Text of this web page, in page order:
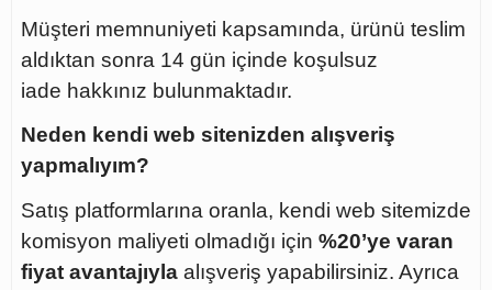
Müşteri memnuniyeti kapsamında, ürünü teslim
aldıktan sonra 14 gün içinde koşulsuz
iade hakkınız bulunmaktadır.
Neden kendi web sitenizden alışveriş
yapmalıyım?
Satış platformlarına oranla, kendi web sitemizde
komisyon maliyeti olmadığı için %20’ye varan
fiyat avantajıyla alışveriş yapabilirsiniz. Ayrıca